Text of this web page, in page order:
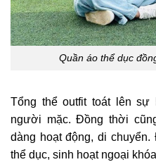
Quần áo thể dục
Tổng thể outfit toát lên sự
người mặc. Đồng thời
dàng hoạt động, di
thể dục, sinh hoạt ngoại